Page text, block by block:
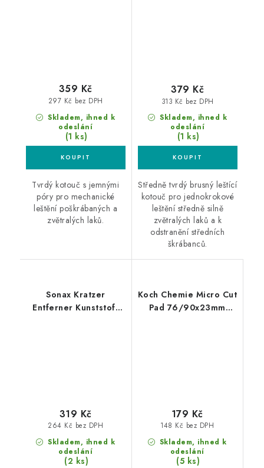
Skladem, ihned k
odeslání
(1 ks)
297 Kč bez DPH
359 Kč
Tvrdý kotouč s jemnými
póry pro mechanické
leštění poškrábaných a
zvětralých laků.
Skladem, ihned k
odeslání
(1 ks)
313 Kč bez DPH
379 Kč
Středně tvrdý brusný leštící
kotouč pro jednokrokové
leštění středně silně
zvětralých laků a k
odstranění středních
škrábanců.
Sonax Kratzer
Entferner Kunststoff
Skladem, ihned k
odeslání
(2 ks)
264 Kč bez DPH
319 Kč
Koch Chemie Micro Cut
Pad 76/90x23mm
Skladem, ihned k
odeslání
(5 ks)
148 Kč bez DPH
179 Kč